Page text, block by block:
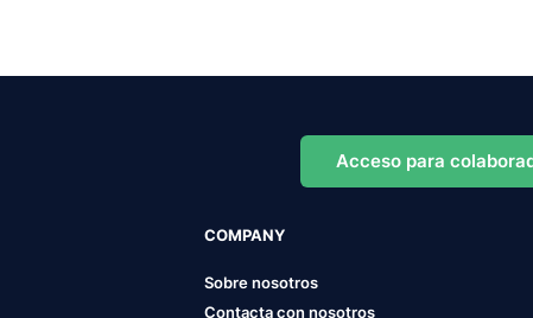
Acceso para
COMPANY
Sobre nosotros
Contacta con nosotros